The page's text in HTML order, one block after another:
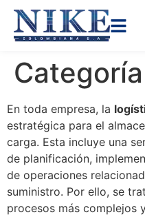
En toda empresa, la
estratégica para el
carga. Esta incluye una
de planificación,
de operaciones
suministro. Por ello, se
procesos más complejos